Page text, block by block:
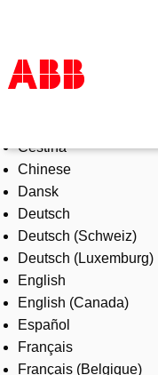
Products & Solutions
Industries
Services
About us
Where to buy
Contact us
Careers
Čeština
Chinese
Dansk
Deutsch
Deutsch (Schweiz)
Deutsch (Luxemburg)
English
English (Canada)
Español
Français
Français (Belgique)